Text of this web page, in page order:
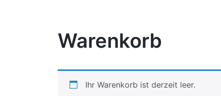
Warenkorb
Ihr Warenkorb ist derzeit leer.